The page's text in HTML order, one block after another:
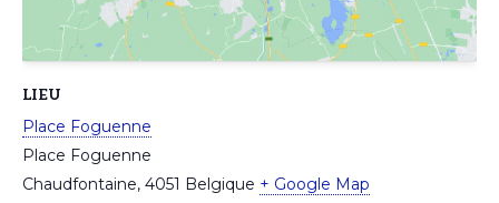
LIEU
Place Foguenne
Place Foguenne
Chaudfontaine, 4051 Belgique + Google Map